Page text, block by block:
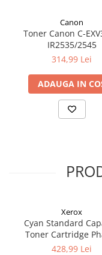
Canon
Toner Canon C-
IR2535/2545
314,99 Lei
ADAUGA IN
Xerox
Cyan Standard
Toner Cartridge
6510/WorkCentre
428,99 Lei